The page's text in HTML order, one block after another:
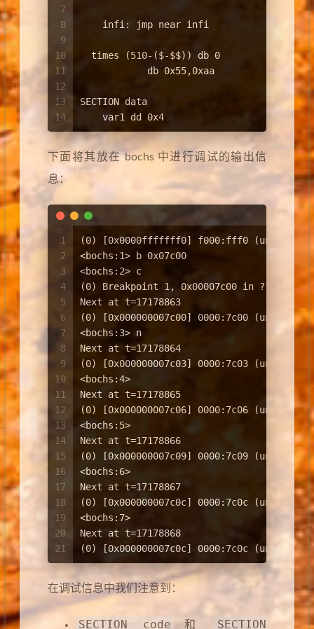
7
8
9
10
11
12
13
14
infi: jmp near infi                 ;
  times (510-($-$$)) db 0
            db 0x55,0xaa
SECTION data
    var1 dd 0x4
下面将其放在 bochs 中进行调试的输出信
息：
1
2
3
4
5
6
7
8
9
10
11
12
13
14
15
16
17
18
19
20
21
(0) [0x0000fffffff0] f000:fff0 (unk.
<bochs:1> b 0x07c00
<bochs:2> c
(0) Breakpoint 1, 0x00007c00 in ?? ()
Next at t=17178863
(0) [0x000000007c00] 0000:7c00 (unk.
<bochs:3> n
Next at t=17178864
(0) [0x000000007c03] 0000:7c03 (unk.
<bochs:4>
Next at t=17178865
(0) [0x000000007c06] 0000:7c06 (unk.
<bochs:5>
Next at t=17178866
(0) [0x000000007c09] 0000:7c09 (unk.
<bochs:6>
Next at t=17178867
(0) [0x000000007c0c] 0000:7c0c (unk.
<bochs:7>
Next at t=17178868
(0) [0x000000007c0c] 0000:7c0c (unk.
在调试信息中我们注意到：
SECTION code 和 SECTION